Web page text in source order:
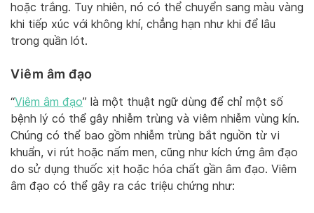
hoặc trắng. Tuy nhiên, nó có thể chuyển sang màu vàng
khi tiếp xúc với không khí, chẳng hạn như khi để lâu
trong quần lót.
Viêm âm đạo
“Viêm âm đạo” là một thuật ngữ dùng để chỉ một số
bệnh lý có thể gây nhiễm trùng và viêm nhiễm vùng kín.
Chúng có thể bao gồm nhiễm trùng bắt nguồn từ vi
khuẩn, vi rút hoặc nấm men, cũng như kích ứng âm đạo
do sử dụng thuốc xịt hoặc hóa chất gần âm đạo. Viêm
âm đạo có thể gây ra các triệu chứng như: